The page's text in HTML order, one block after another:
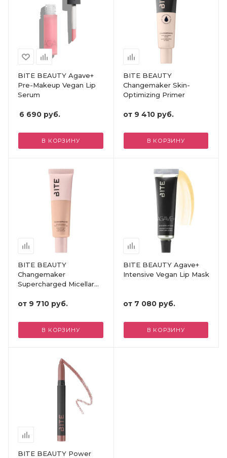
BITE BEAUTY Agave+
Pre-Makeup Vegan Lip
Serum
6 690 руб.
В КОРЗИНУ
BITE BEAUTY
Changemaker Skin-
Optimizing Primer
от 9 410 руб.
В КОРЗИНУ
BITE BEAUTY
Changemaker
Supercharged Micellar
от 9 710 руб.
В КОРЗИНУ
BITE BEAUTY Agave+
Intensive Vegan Lip Mask
от 7 080 руб.
В КОРЗИНУ
BITE BEAUTY Power